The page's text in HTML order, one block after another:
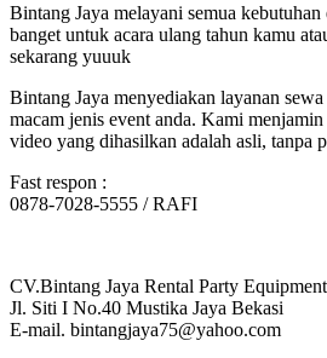
Bintang Jaya melayani semua
banget untuk acara ulang tahun kamu
sekarang yuuuk
Bintang Jaya menyediakan layanan
macam jenis event anda. Kami
video yang dihasilkan adalah asli, tanpa
Fast respon :
0878-7028-5555 / RAFI
CV.Bintang Jaya Rental Party Equipment
Jl. Siti I No.40 Mustika Jaya Bekasi
E-mail. bintangjaya75@yahoo.com